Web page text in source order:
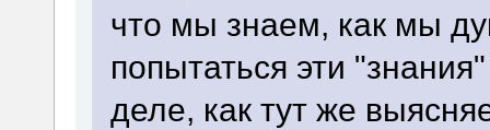
что мы знаем, как мы
попытаться эти
деле, как тут же